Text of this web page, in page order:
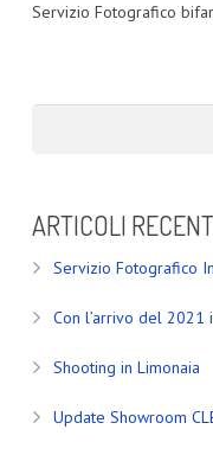
Servizio Fotografico
ARTICOLI
Servizio Fotografico
Con l’arrivo del 2021
Shooting in Limonaia
Update Showroom